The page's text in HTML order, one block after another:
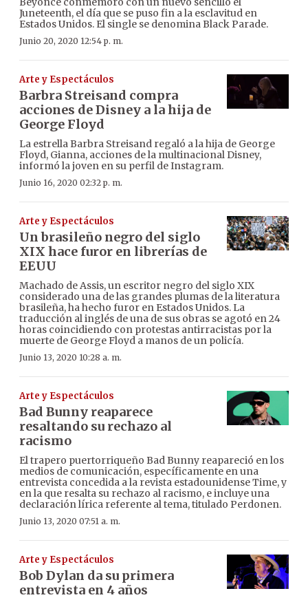
Juneteenth, el día que se puso fin a la esclavitud en
Estados Unidos. El single se denomina Black Parade.
Junio 20, 2020 12:54 p. m.
Arte y Espectáculos
Barbra Streisand compra
acciones de Disney a la hija de
George Floyd
La estrella Barbra Streisand regaló a la hija de George
Floyd, Gianna, acciones de la multinacional Disney,
informó la joven en su perfil de Instagram.
Junio 16, 2020 02:32 p. m.
Arte y Espectáculos
Un brasileño negro del siglo
XIX hace furor en librerías de
EEUU
Machado de Assis, un escritor negro del siglo XIX
considerado una de las grandes plumas de la literatura
brasileña, ha hecho furor en Estados Unidos. La
traducción al inglés de una de sus obras se agotó en 24
horas coincidiendo con protestas antirracistas por la
muerte de George Floyd a manos de un policía.
Junio 13, 2020 10:28 a. m.
Arte y Espectáculos
Bad Bunny reaparece
resaltando su rechazo al
racismo
El trapero puertorriqueño Bad Bunny reapareció en los
medios de comunicación, específicamente en una
entrevista concedida a la revista estadounidense Time, y
en la que resalta su rechazo al racismo, e incluye una
declaración lírica referente al tema, titulado Perdonen.
Junio 13, 2020 07:51 a. m.
Arte y Espectáculos
Bob Dylan da su primera
entrevista en 4 años